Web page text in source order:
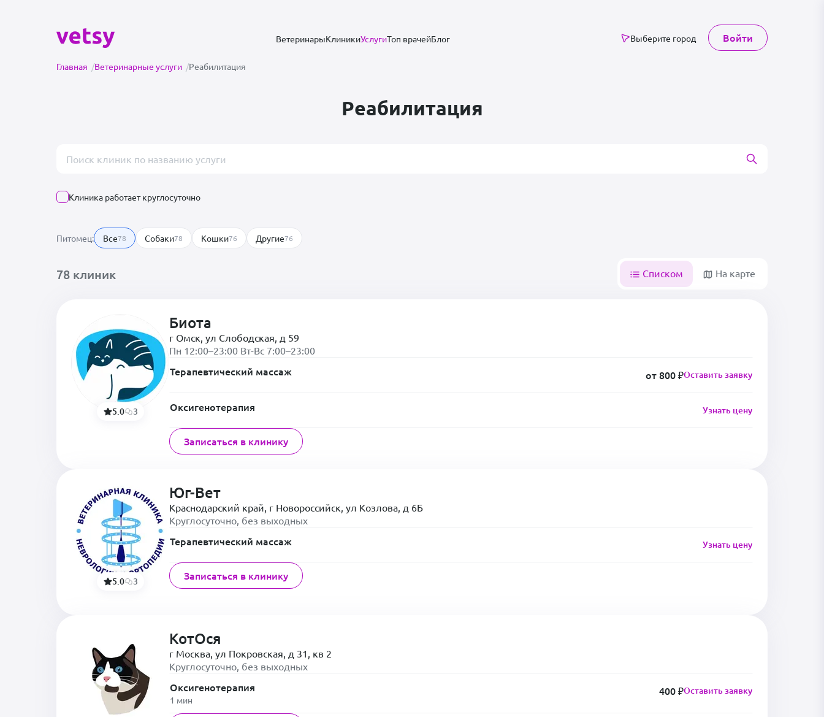
ВетеринарыКлиникиУслугиТоп врачейБлог Выберите город Войти
Главная /Ветеринарные услуги /Реабилитация
Реабилитация
Клиника работает круглосуточно
Питомец: Все78 Собаки78 Кошки76 Другие76
78 клиник Списком На карте
5.0 3
Биота
г Омск, ул Слободская, д 59
Пн 12:00–23:00 Вт-Вс 7:00–23:00
Терапевтический массаж от 800 ₽Оставить заявку
Оксигенотерапия Узнать цену
Записаться в клинику
5.0 3
Юг-Вет
Краснодарский край, г Новороссийск, ул Козлова, д 6Б
Круглосуточно, без выходных
Терапевтический массаж Узнать цену
Записаться в клинику
КотОся
г Москва, ул Покровская, д 31, кв 2
Круглосуточно, без выходных
Оксигенотерапия
1 мин
400 ₽Оставить заявку